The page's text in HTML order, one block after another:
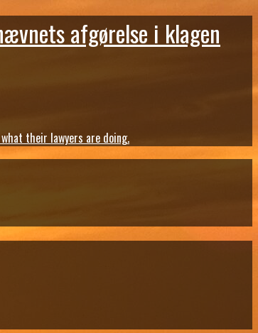
afgørelse i klagen
their lawyers are doing.